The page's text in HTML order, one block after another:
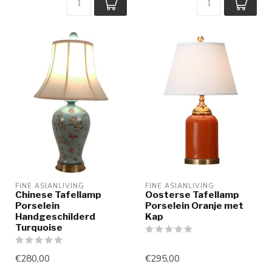
FINE ASIANLIVING
Chinese Tafellamp
Porselein
Handgeschilderd
Turquoise
€280,00
FINE ASIANLIVING
Oosterse Tafellamp
Porselein Oranje met
Kap
€295,00